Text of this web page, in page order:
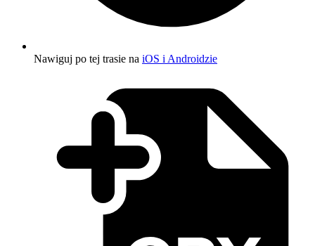
Nawiguj po tej trasie na iOS i Androidzie